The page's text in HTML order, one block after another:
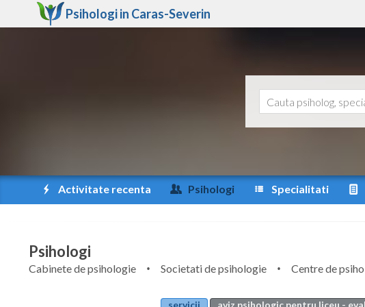
Psihologi in Caras-Severin
Activitate recenta Psihologi Specialitati
Psihologi
Cabinete de psihologie Societati de psihologie Centre de
servicii
aviz psihologic pentru liceu -